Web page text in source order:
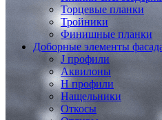
Торцевые планки
Тройники
Финишные планки
Доборные элементы
J профили
Аквилоны
Н профили
Нащельники
Откосы